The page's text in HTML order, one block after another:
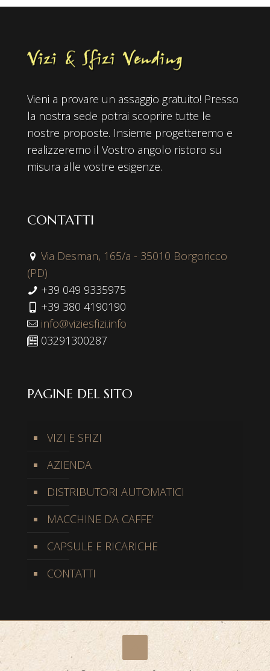
Vieni a provare un assaggio gratuito! Presso
la nostra sede potrai scoprire tutte le
nostre proposte. Insieme progetteremo e
realizzeremo il Vostro angolo ristoro su
misura alle vostre esigenze.
CONTATTI
Via Desman, 165/a - 35010 Borgoricco
(PD)
+39 049 9335975
+39 380 4190190
info@viziesfizi.info
03291300287
PAGINE DEL SITO
VIZI E SFIZI
AZIENDA
DISTRIBUTORI AUTOMATICI
MACCHINE DA CAFFE’
CAPSULE E RICARICHE
CONTATTI